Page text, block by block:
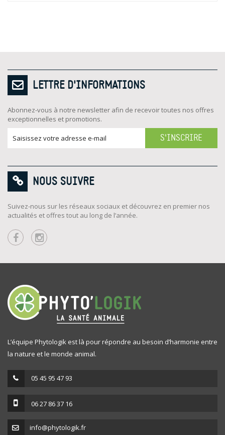
LETTRE D'INFORMATIONS
Abonnez-vous à notre newsletter afin de recevoir toutes nos offres
exceptionnelles et promotions.
S'INSCRIRE
NOUS SUIVRE
Suivez-nous sur les réseaux sociaux et découvrez en premier nos
actualités et offres tout au long de l’année.
L’équipe Phytologik est là pour répondre au besoin d’harmonie entre
la nature et le monde animal.
05 45 95 47 93
06 27 86 37 16
info@phytologik.fr